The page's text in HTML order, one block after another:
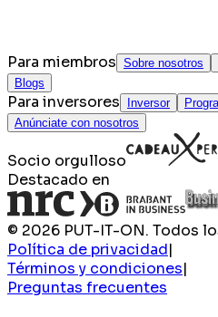
Para miembros Sobre nosotros
Blogs
Para inversores Inversor
Anúnciate con nosotros
Socio orgulloso
Destacado en
© 2026 PUT-IT-ON. Todos
Política de privacidad|
Términos y condiciones|
Preguntas frecuentes